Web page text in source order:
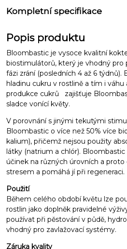
Kompletní specifikace
Popis produktu
Bloombastic je vysoce kvalitní
biostimulátorů, který je vhodný pro
fázi zrání (posledních 4 až 6 týdnů).
hladinu cukru v rostlině a tím i váhu
produkce cukrů zajišťuje
sladce vonící květy.
V porovnání s jinými tekutými
Bloombastic o více než 50% více
kalium), přičemž nejsou použity
látky (natrium a chlór).
účinek na různých úrovních a proto
stresem a pomáhá jí při regeneraci.
Použití
Během celého období květu lze
rostlin jako doplněk pravidelné
používat při pěstování v půdě,
vhodný pro zavlažovací systémy.
Záruka kvality